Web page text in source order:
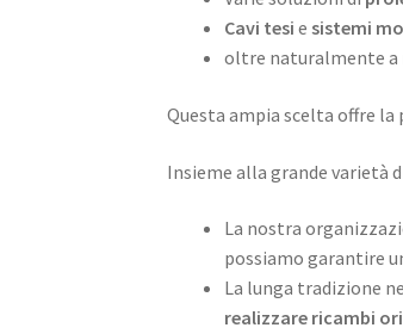
Cavi tesiesistemi
oltre naturalmente
Questa ampia scelta offre
Insieme alla grande varietà
La nostra
possiamo garantire
La lunga tradizione
realizzare ricambi